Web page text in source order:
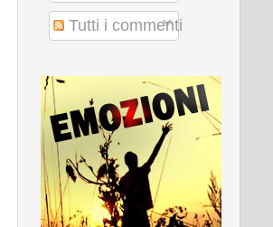
Tutti i commenti